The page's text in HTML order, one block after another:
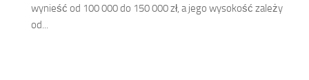
wynieść od 100 000 do 150 000 zł, a jego wysokość zależy
od...